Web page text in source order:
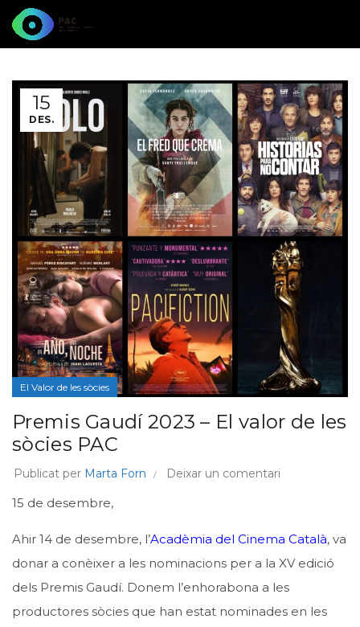
15
DES.
El Valor de les sòcies
Premis Gaudí 2023 – El valor de les
sòcies PAC
Publicat per Marta Forn Deixar un comentari
15 de desembre,
Ahir 14 de desembre, l’Acadèmia del Cinema Català, va
donar a conèixer a les nominacions per a la XV edició
dels Premis Gaudí. Donem l’enhorabona a les
productores sòcies que han estat nominades en les